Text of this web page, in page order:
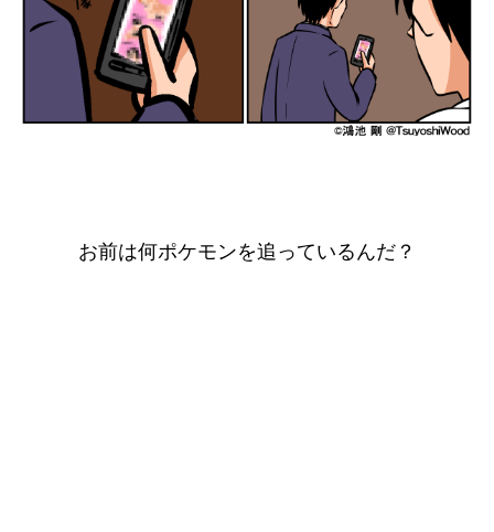
お前は何ポケモンを追っているんだ？